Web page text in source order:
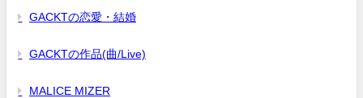
GACKTの恋愛・結婚
GACKTの作品(曲/Live)
MALICE MIZER